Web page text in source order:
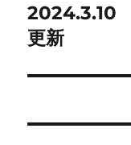
ー
シ
ン
次
の
稿:
2024.3.10
更新